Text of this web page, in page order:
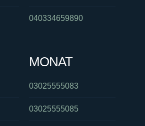
040334659890
MONAT
03025555083
03025555085